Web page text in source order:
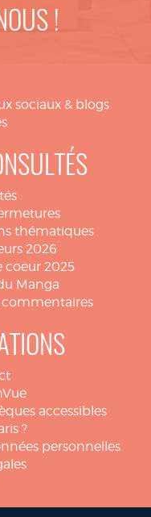
!
sociaux & blogs
thématiques
2026
coeur 2025
Manga
commentaires
accessibles
?
personnelles